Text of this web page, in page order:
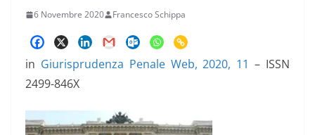
6 Novembre 2020 Francesco Schippa
in Giurisprudenza Penale Web, 2020, 11 – ISSN
2499-846X